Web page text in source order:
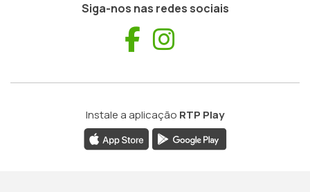
Siga-nos nas redes sociais
Facebook
Instale a aplicação RTP Play